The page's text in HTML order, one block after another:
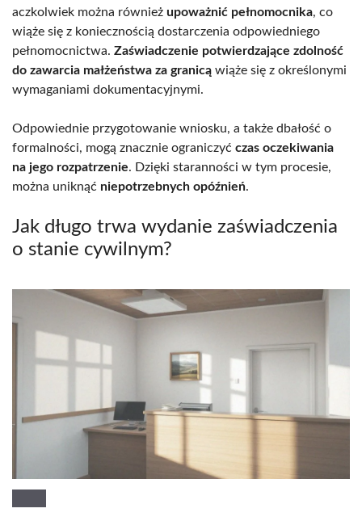
aczkolwiek można również upoważnić pełnomocnika, co
wiąże się z koniecznością dostarczenia odpowiedniego
pełnomocnictwa. Zaświadczenie potwierdzające zdolność
do zawarcia małżeństwa za granicą wiąże się z określonymi
wymaganiami dokumentacyjnymi.
Odpowiednie przygotowanie wniosku, a także dbałość o
formalności, mogą znacznie ograniczyć czas oczekiwania
na jego rozpatrzenie. Dzięki staranności w tym procesie,
można uniknąć niepotrzebnych opóźnień.
Jak długo trwa wydanie zaświadczenia
o stanie cywilnym?